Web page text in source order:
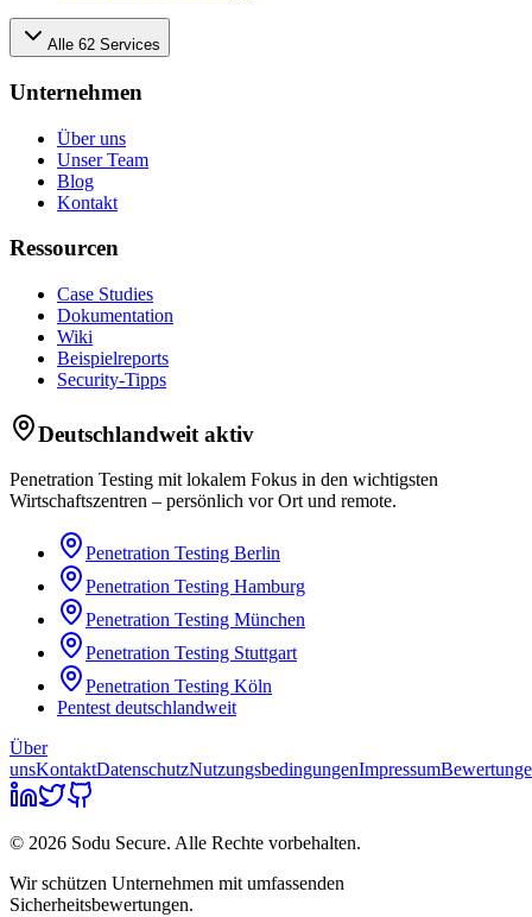
Alle 62 Services
Unternehmen
Über uns
Unser Team
Blog
Kontakt
Ressourcen
Case Studies
Dokumentation
Wiki
Beispielreports
Security-Tipps
Deutschlandweit aktiv
Penetration Testing mit lokalem Fokus in den wichtigsten
Wirtschaftszentren – persönlich vor Ort und remote.
Penetration Testing Berlin
Penetration Testing Hamburg
Penetration Testing München
Penetration Testing Stuttgart
Penetration Testing Köln
Pentest deutschlandweit
Über
unsKontaktDatenschutzNutzungsbedingungenImpressum
© 2026 Sodu Secure. Alle Rechte vorbehalten.
Wir schützen Unternehmen mit umfassenden
Sicherheitsbewertungen.